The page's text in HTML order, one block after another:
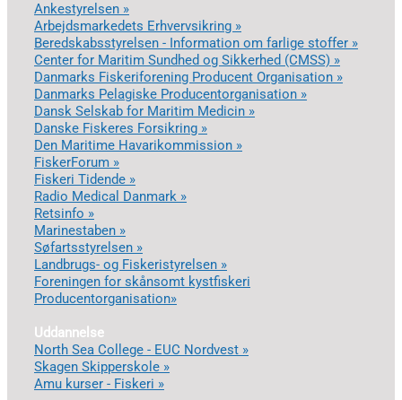
Ankestyrelsen »
Arbejdsmarkedets Erhvervsikring »
Beredskabsstyrelsen - Information om farlige stoffer »
Center for Maritim Sundhed og Sikkerhed (CMSS) »
Danmarks Fiskeriforening Producent Organisation »
Danmarks Pelagiske Producentorganisation »
Dansk Selskab for Maritim Medicin »
Danske Fiskeres Forsikring »
Den Maritime Havarikommission »
FiskerForum »
Fiskeri Tidende »
Radio Medical Danmark »
Retsinfo »
Marinestaben »
Søfartsstyrelsen »
Landbrugs- og Fiskeristyrelsen »
Foreningen for skånsomt kystfiskeri
Producentorganisation»
Uddannelse
North Sea College - EUC Nordvest »
Skagen Skipperskole »
Amu kurser - Fiskeri »